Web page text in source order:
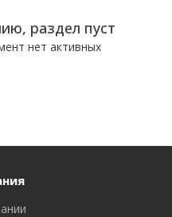
раздел пуст
нет активных